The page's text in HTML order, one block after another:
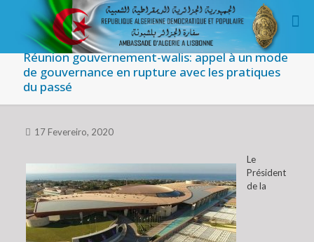
Réunion gouvernement-walis: appel à un mode
de gouvernance en rupture avec les pratiques
du passé
17 Fevereiro, 2020
Le
Président
de la